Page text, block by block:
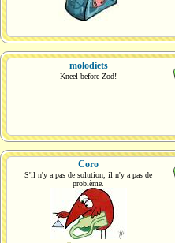
molodiets
Kneel before Zod!
Coro
S'il n'y a pas de solution, il n'y a pas de
problème.